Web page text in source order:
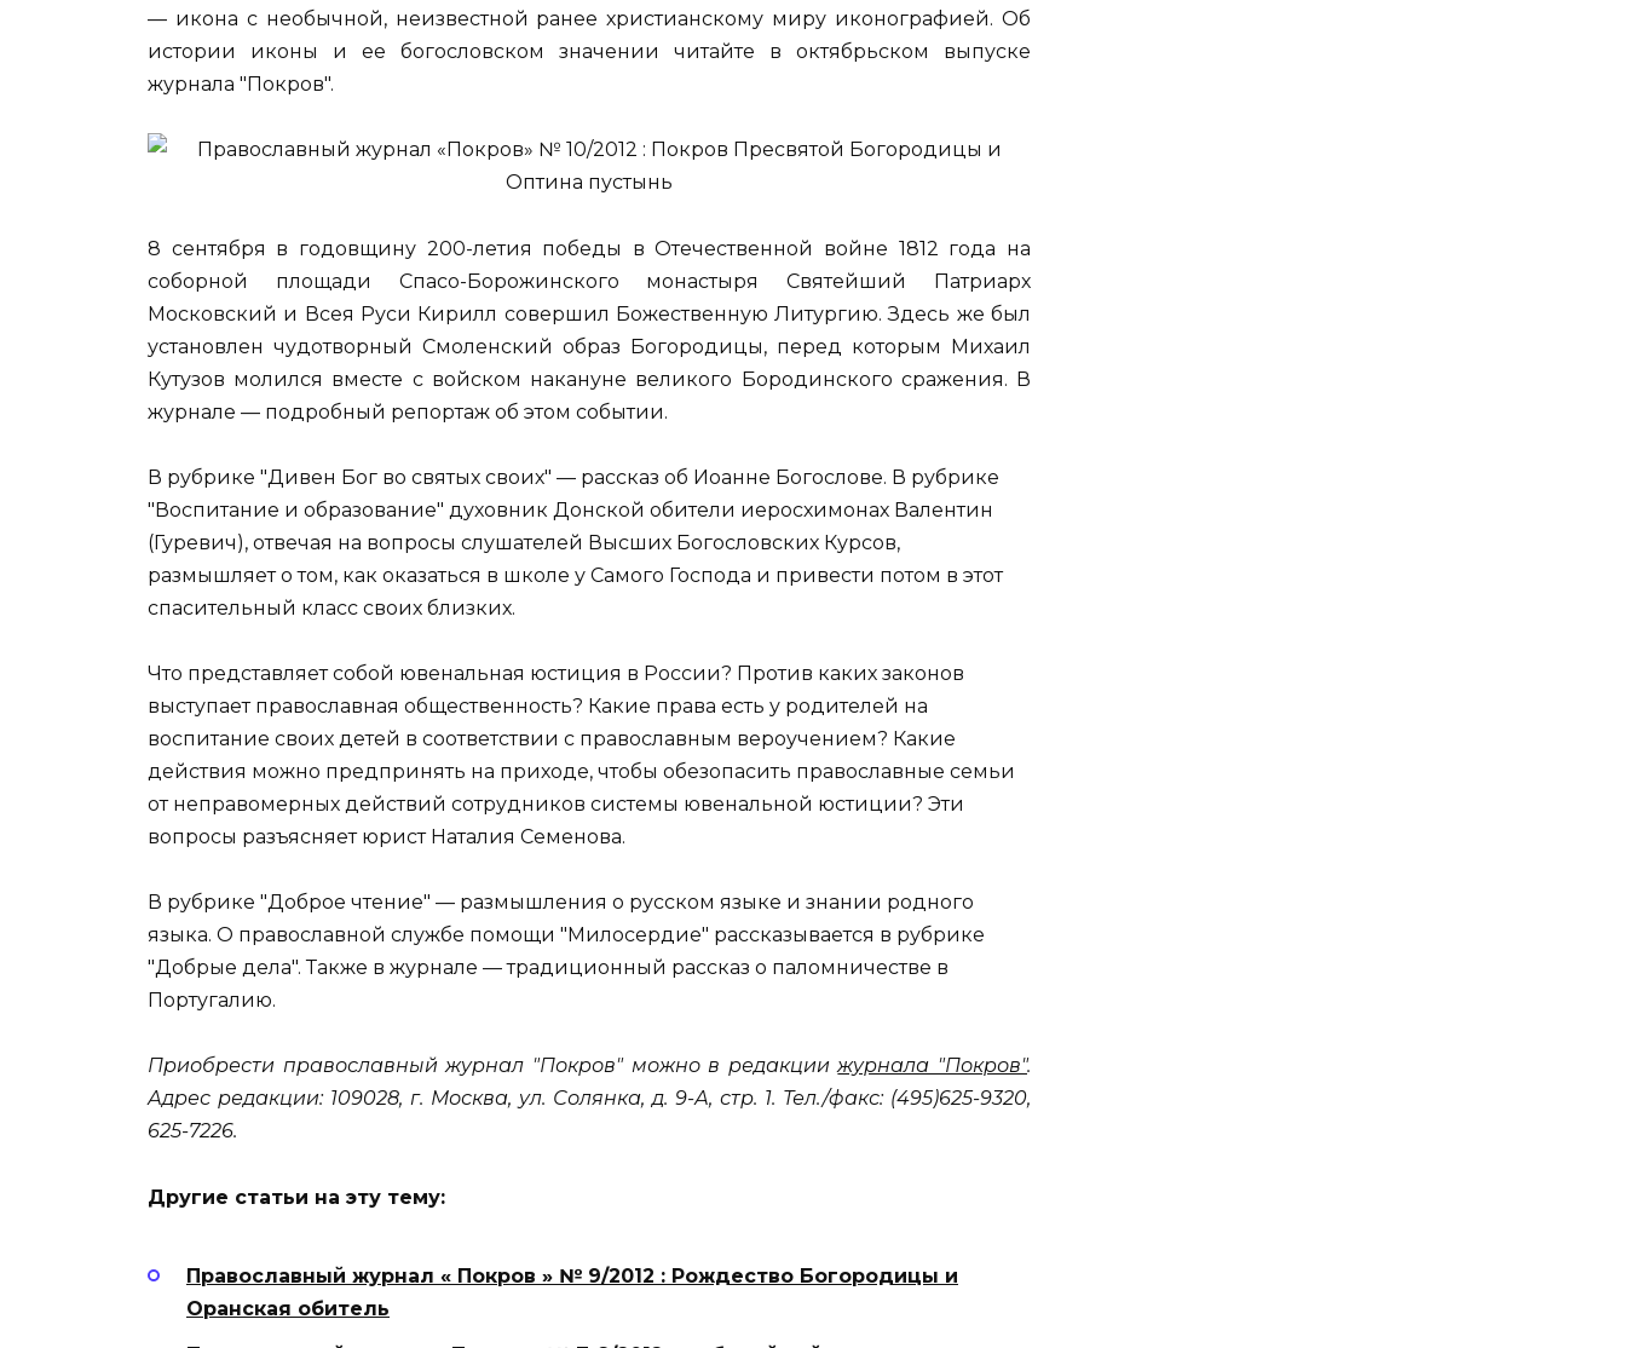
— икона с необычной, неизвестной ранее христианскому миру иконографией. Об
истории иконы и ее богословском значении читайте в октябрьском выпуске
журнала "Покров".
8 сентября в годовщину 200-летия победы в Отечественной войне 1812 года на
соборной площади Спасо-Борожинского монастыря Святейший Патриарх
Московский и Всея Руси Кирилл совершил Божественную Литургию. Здесь же был
установлен чудотворный Смоленский образ Богородицы, перед которым Михаил
Кутузов молился вместе с войском накануне великого Бородинского сражения. В
журнале — подробный репортаж об этом событии.
В рубрике "Дивен Бог во святых своих" — рассказ об Иоанне Богослове. В рубрике
"Воспитание и образование" духовник Донской обители иеросхимонах Валентин
(Гуревич), отвечая на вопросы слушателей Высших Богословских Курсов,
размышляет о том, как оказаться в школе у Самого Господа и привести потом в этот
спасительный класс своих близких.
Что представляет собой ювенальная юстиция в России? Против каких законов
выступает православная общественность? Какие права есть у родителей на
воспитание своих детей в соответствии с православным вероучением? Какие
действия можно предпринять на приходе, чтобы обезопасить православные семьи
от неправомерных действий сотрудников системы ювенальной юстиции? Эти
вопросы разъясняет юрист Наталия Семенова.
В рубрике "Доброе чтение" — размышления о русском языке и знании родного
языка. О православной службе помощи "Милосердие" рассказывается в рубрике
"Добрые дела". Также в журнале — традиционный рассказ о паломничестве в
Португалию.
Приобрести православный журнал "Покров" можно в редакциижурнала "Покров".
Адрес редакции: 109028, г. Москва, ул. Солянка, д. 9-А, стр. 1. Тел./факс: (495)625-9320,
625-7226.
Другие статьи на эту тему:
Православный журнал « Покров » № 9/2012 : Рождество Богородицы и
Оранская обитель